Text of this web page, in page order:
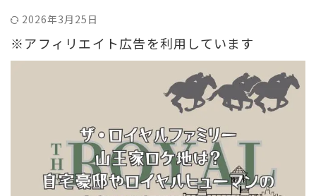
2026年3月25日
※アフィリエイト広告を利用しています